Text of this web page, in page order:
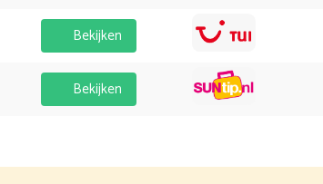
Bekijken
Bekijken